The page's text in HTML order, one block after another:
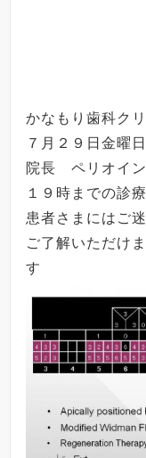
かなもり歯科ク
７月２９日金曜日
院長 ペリオイン
１９時までの診
患者さまにはご
ご了解いただけ
す